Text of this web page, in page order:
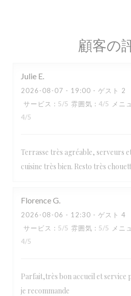
顧客の
Julie E
2026-08-07 - 19:00 - ゲスト 2
サービス : 5/5 雰囲気 : 4/5 メニ
4/5
Terrasse très agréable, serveurs
cuisine très bien. Resto très
FlorenceG
2026-08-06 - 12:30 - ゲスト 4
サービス : 5/5 雰囲気 : 5/5 メニ
4/5
Parfait,très bon accueil et service
je recommande